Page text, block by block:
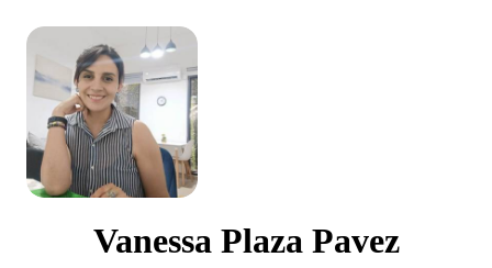
Vanessa Plaza Pavez